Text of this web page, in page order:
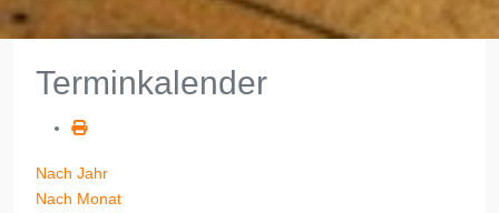
Terminkalender
Nach Jahr
Nach Monat